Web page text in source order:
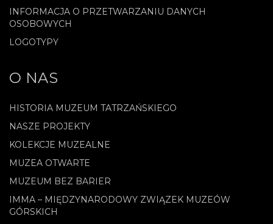
INFORMACJA O PRZETWARZANIU DANYCH
OSOBOWYCH
LOGOTYPY
O NAS
HISTORIA MUZEUM TATRZAŃSKIEGO
NASZE PROJEKTY
KOLEKCJE MUZEALNE
MUZEA OTWARTE
MUZEUM BEZ BARIER
IMMA – MIĘDZYNARODOWY ZWIĄZEK MUZEÓW
GÓRSKICH